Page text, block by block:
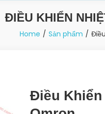
ĐIỀU KHIỂN
Home Sản phẩm
Điều Khiển